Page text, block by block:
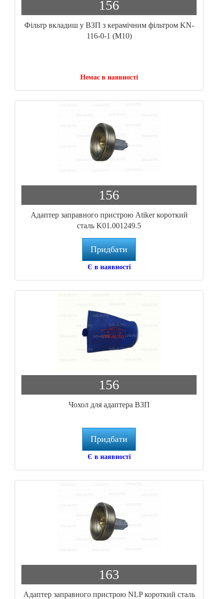
156
Фільтр вкладиш у ВЗП з керамічним фільтром KN-
116-0-1 (M10)
Немає в наявності
156
Адаптер заправного пристрою Atiker короткий
сталь K01.001249.5
Придбати
Є в наявності
156
Чохол для адаптера ВЗП
Придбати
Є в наявності
163
Адаптер заправного пристрою NLP короткий сталь